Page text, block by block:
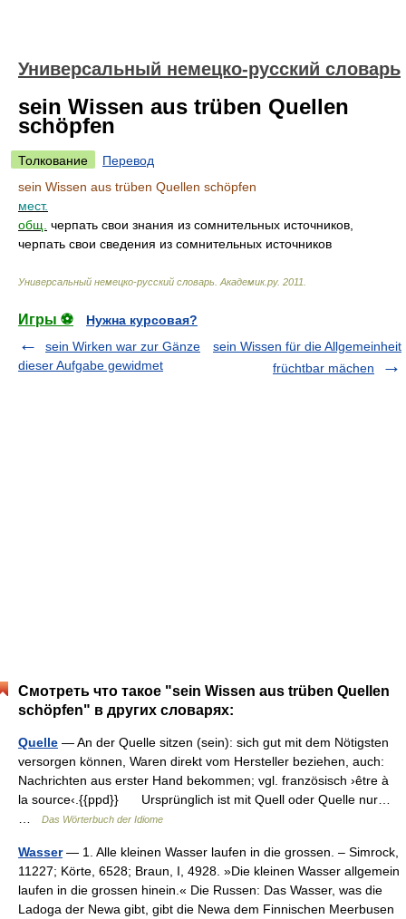
Универсальный немецко-русский словарь
sein Wissen aus trüben Quellen
schöpfen
Толкование
Перевод
sein Wissen aus trüben Quellen schöpfen
мест.
общ. черпать свои знания из сомнительных источников,
черпать свои сведения из сомнительных источников
Универсальный немецко-русский словарь Академик.ру. 2011
Игры ⚽
Нужна курсовая?
sein Wirken war zur Gänze
dieser Aufgabe gewidmet
sein Wissen für die Allgemeinheit
früchtbar mächen
Смотреть что такое "sein Wissen aus trüben Quellen
schöpfen" в других словарях:
Quelle — An der Quelle sitzen (sein): sich gut mit dem Nötigsten
versorgen können, Waren direkt vom Hersteller beziehen, auch:
Nachrichten aus erster Hand bekommen; vgl. französisch ›être à
la source‹.{{ppd}} Ursprünglich ist mit Quell oder Quelle nur…
Das Wörterbuch der Idiome
Wasser— 1. Alle kleinen Wasser laufen in die grossen. – Simrock,
11227; Körte, 6528; Braun, I, 4928. »Die kleinen Wasser allgemein
laufen in die grossen hinein.« Die Russen: Das Wasser, was die
Ladoga der Newa gibt, gibt die Newa dem Finnischen Meerbusen